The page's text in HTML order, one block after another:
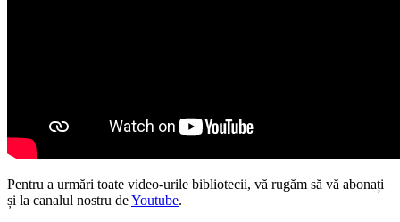
Pentru a urmări toate video-urile bibliotecii, vă rugăm să vă abonați
și la canalul nostru deYoutube.